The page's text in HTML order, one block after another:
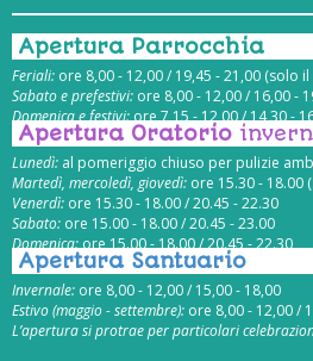
Apertura Parrocchia
Feriali: ore 8,00 - 12,00 / 19,45 - 21,00 (solo
Sabato e prefestivi: ore 8,00 - 12,00 / 16,00 -
Domenica e festivi:ore 7,15 - 12,00 / 14,30 -
Apertura Oratorio
Lunedì: al pomeriggio chiuso per pulizie
Martedì, mercoledì, giovedì: ore 15.30 - 18.00
Venerdì: ore 15.30 - 18.00 / 20.45 - 22.30
Sabato: ore 15.00 - 18.00 / 20.45 - 23.00
Domenica:ore 15.00 - 18.00 / 20.45 - 22.30
Apertura Santuario
Invernale: ore 8,00 - 12,00 / 15,00 - 18,00
Estivo (maggio - settembre): ore 8,00 - 12,00 /
L’apertura si protrae per particolari